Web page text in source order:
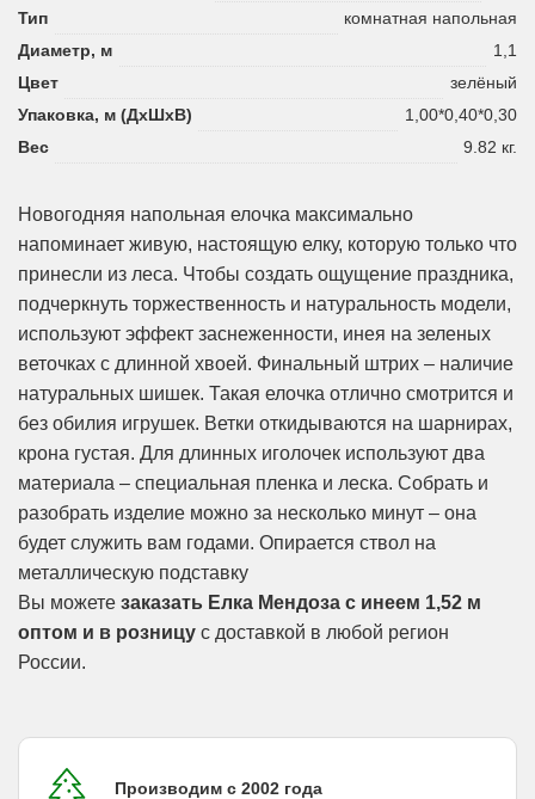
Тип
комнатная напольная
Диаметр, м
1,1
Цвет
зелёный
Упаковка, м (ДхШхВ)
1,00*0,40*0,30
Вес
9.82 кг.
Новогодняя напольная елочка максимально
напоминает живую, настоящую елку, которую только что
принесли из леса. Чтобы создать ощущение праздника,
подчеркнуть торжественность и натуральность модели,
используют эффект заснеженности, инея на зеленых
веточках с длинной хвоей. Финальный штрих – наличие
натуральных шишек. Такая елочка отлично смотрится и
без обилия игрушек. Ветки откидываются на шарнирах,
крона густая. Для длинных иголочек используют два
материала – специальная пленка и леска. Собрать и
разобрать изделие можно за несколько минут – она
будет служить вам годами. Опирается ствол на
металлическую подставку
Вы можете заказать Елка Мендоза с инеем 1,52 м
оптом и в розницу с доставкой в любой регион
России.
Производим с 2002 года